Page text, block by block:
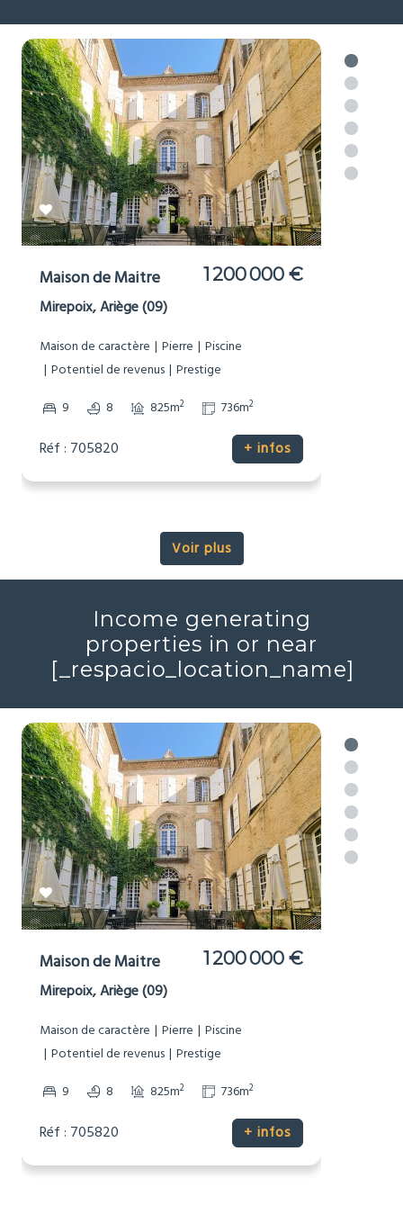
Moulin 977 000 €
Brousses-et-Villaret, Aude (11)
Bord de Rivière Dépendances
Grand terrain (1Ha+)
Maison de caractère
Potentiel de revenus
Prestige
Sans voisinage proche
7
3 448m 16343m
Voir plus
Income generating
properties in or near
[_respacio_location_name]
Moulin 977 000 €
Brousses-et-Villaret, Aude (11)
Bord de Rivière
Dépendances
Grand terrain (1Ha+)
Maison de caractère
Potentiel de revenus Prestige